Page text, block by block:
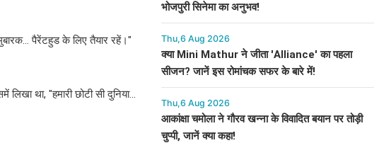
पैरेंटहुड के लिए तैयार रहें।"
था, "हमारी छोटी सी दुनिया...
भोजपुरी सिनेमा का अनुभव!
Thu,6 Aug 2026
क्या Mini Mathur ने जीता 'Alliance' का पहला
सीजन? जानें इस रोमांचक सफर के बारे में!
Thu,6 Aug 2026
आकांक्षा चमोला ने गौरव खन्ना के विवादित बयान पर तोड़ी
चुप्पी, जानें क्या कहा!